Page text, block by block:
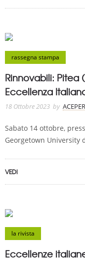
rassegna stampa
Rinnovabili: Pitea
Eccellenza
18 Ottobre 2023 by ACEPER
Sabato 14 ottobre,
Georgetown University
VEDI
la rivista
Eccellenze